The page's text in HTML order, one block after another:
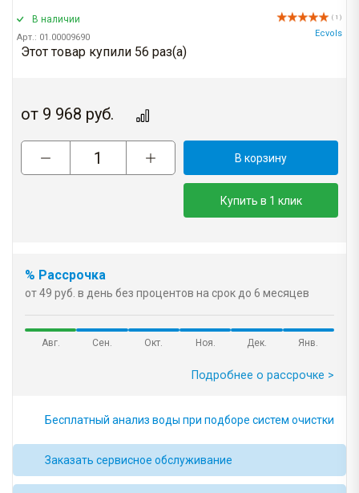
В наличии
Арт.: 01.00009690
( 1 )
Ecvols
Этот товар купили 56 раз(a)
от 9 968 руб.
В корзину
Купить в 1 клик
% Рассрочка
от 49 руб. в день без процентов на срок до 6 месяцев
Авг. Сен. Окт. Ноя. Дек. Янв.
Подробнее о рассрочке >
Бесплатный анализ воды при подборе систем очистки
Заказать сервисное обслуживание